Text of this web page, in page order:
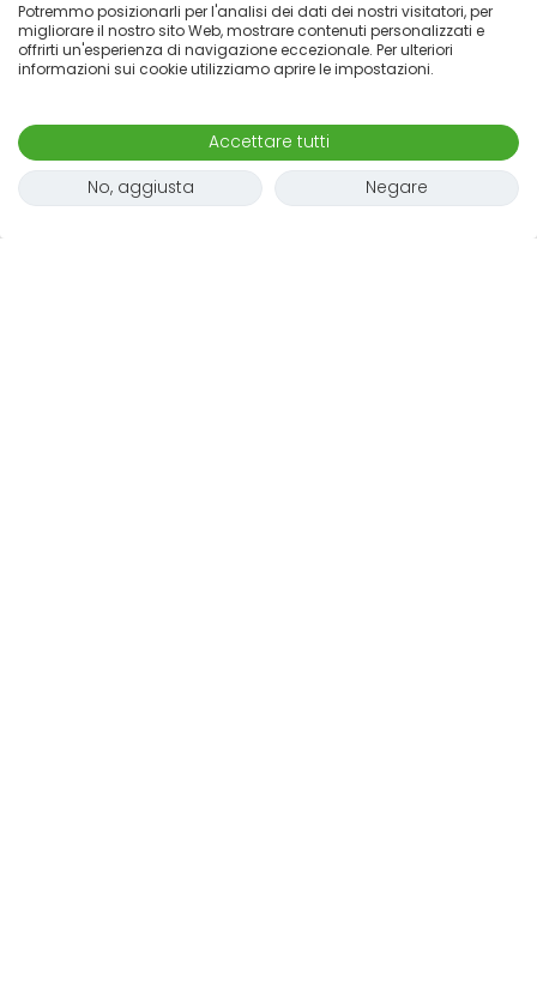
Potremmo posizionarli per l'analisi dei dati dei nostri visitatori, per
migliorare il nostro sito Web, mostrare contenuti personalizzati e
offrirti un'esperienza di navigazione eccezionale. Per ulteriori
informazioni sui cookie utilizziamo aprire le impostazioni.
Accettare tutti
No, aggiusta
Negare